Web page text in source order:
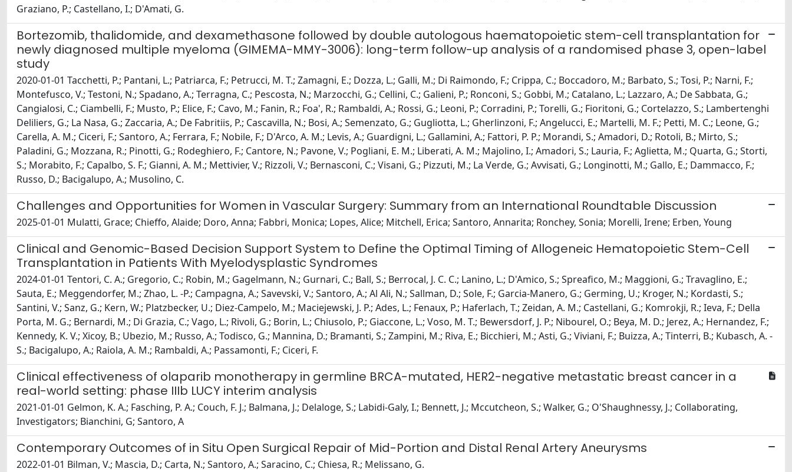
Graziano, P.; Castellano, I.; D'Amati, G.
Bortezomib, thalidomide, and dexamethasone followed by double autologous haematopoietic stem-cell transplantation for
newly diagnosed multiple myeloma (GIMEMA-MMY-3006): long-term follow-up analysis of a randomised phase 3, open-label
study
2020-01-01 Tacchetti, P.; Pantani, L.; Patriarca, F.; Petrucci, M. T.; Zamagni, E.; Dozza, L.; Galli, M.; Di Raimondo, F.; Crippa, C.; Boccadoro, M.; Barbato, S.; Tosi, P.; Narni, F.;
Montefusco, V.; Testoni, N.; Spadano, A.; Terragna, C.; Pescosta, N.; Marzocchi, G.; Cellini, C.; Galieni, P.; Ronconi, S.; Gobbi, M.; Catalano, L.; Lazzaro, A.; De Sabbata, G.;
Cangialosi, C.; Ciambelli, F.; Musto, P.; Elice, F.; Cavo, M.; Fanin, R.; Foa', R.; Rambaldi, A.; Rossi, G.; Leoni, P.; Corradini, P.; Torelli, G.; Fioritoni, G.; Cortelazzo, S.; Lambertenghi
Deliliers, G.; La Nasa, G.; Zaccaria, A.; De Fabritiis, P.; Cascavilla, N.; Bosi, A.; Semenzato, G.; Gugliotta, L.; Gherlinzoni, F.; Angelucci, E.; Martelli, M. F.; Petti, M. C.; Leone, G.;
Carella, A. M.; Ciceri, F.; Santoro, A.; Ferrara, F.; Nobile, F.; D'Arco, A. M.; Levis, A.; Guardigni, L.; Gallamini, A.; Fattori, P. P.; Morandi, S.; Amadori, D.; Rotoli, B.; Mirto, S.;
Paladini, G.; Mozzana, R.; Pinotti, G.; Rodeghiero, F.; Cantore, N.; Pavone, V.; Pogliani, E. M.; Liberati, A. M.; Majolino, I.; Amadori, S.; Lauria, F.; Aglietta, M.; Quarta, G.; Storti,
S.; Morabito, F.; Capalbo, S. F.; Gianni, A. M.; Mettivier, V.; Rizzoli, V.; Bernasconi, C.; Visani, G.; Pizzuti, M.; La Verde, G.; Avvisati, G.; Longinotti, M.; Gallo, E.; Dammacco, F.;
Russo, D.; Bacigalupo, A.; Musolino, C.
Challenges and Opportunities for Women in Vascular Surgery: Summary from an International Roundtable Discussion
2025-01-01 Mulatti, Grace; Chieffo, Alaide; Doro, Anna; Fabbri, Monica; Lopes, Alice; Mitchell, Erica; Santoro, Annarita; Ronchey, Sonia; Morelli, Irene; Erben, Young
Clinical and Genomic-Based Decision Support System to Define the Optimal Timing of Allogeneic Hematopoietic Stem-Cell
Transplantation in Patients With Myelodysplastic Syndromes
2024-01-01 Tentori, C. A.; Gregorio, C.; Robin, M.; Gagelmann, N.; Gurnari, C.; Ball, S.; Berrocal, J. C. C.; Lanino, L.; D'Amico, S.; Spreafico, M.; Maggioni, G.; Travaglino, E.;
Sauta, E.; Meggendorfer, M.; Zhao, L. -P.; Campagna, A.; Savevski, V.; Santoro, A.; Al Ali, N.; Sallman, D.; Sole, F.; Garcia-Manero, G.; Germing, U.; Kroger, N.; Kordasti, S.;
Santini, V.; Sanz, G.; Kern, W.; Platzbecker, U.; Diez-Campelo, M.; Maciejewski, J. P.; Ades, L.; Fenaux, P.; Haferlach, T.; Zeidan, A. M.; Castellani, G.; Komrokji, R.; Ieva, F.; Della
Porta, M. G.; Bernardi, M.; Di Grazia, C.; Vago, L.; Rivoli, G.; Borin, L.; Chiusolo, P.; Giaccone, L.; Voso, M. T.; Bewersdorf, J. P.; Nibourel, O.; Beya, M. D.; Jerez, A.; Hernandez, F.;
Kennedy, K. V.; Xicoy, B.; Ubezio, M.; Russo, A.; Todisco, G.; Mannina, D.; Bramanti, S.; Zampini, M.; Riva, E.; Bicchieri, M.; Asti, G.; Viviani, F.; Buizza, A.; Tinterri, B.; Kubasch, A. -
S.; Bacigalupo, A.; Raiola, A. M.; Rambaldi, A.; Passamonti, F.; Ciceri, F.
Clinical effectiveness of olaparib monotherapy in germline BRCA-mutated, HER2-negative metastatic breast cancer in a
real-world setting: phase IIIb LUCY interim analysis
2021-01-01 Gelmon, K. A.; Fasching, P. A.; Couch, F. J.; Balmana, J.; Delaloge, S.; Labidi-Galy, I.; Bennett, J.; Mccutcheon, S.; Walker, G.; O'Shaughnessy, J.; Collaborating,
Investigators; Bianchini, G; Santoro, A
Contemporary Outcomes of in Situ Open Surgical Repair of Mid-Portion and Distal Renal Artery Aneurysms
2022-01-01 Bilman, V.; Mascia, D.; Carta, N.; Santoro, A.; Saracino, C.; Chiesa, R.; Melissano, G.